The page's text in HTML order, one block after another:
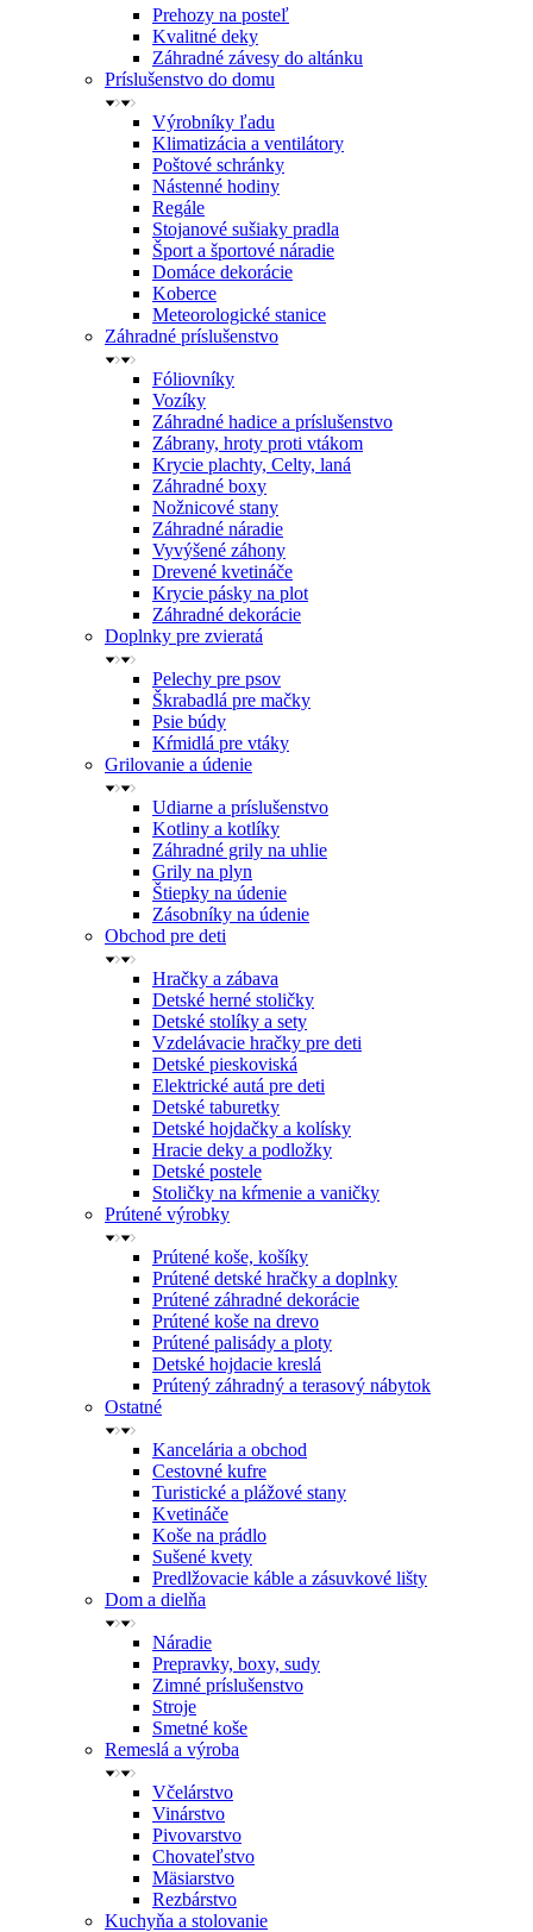
Prehozy na posteľ
Kvalitné deky
Záhradné závesy do altánku
Príslušenstvo do domu
Výrobníky ľadu
Klimatizácia a ventilátory
Poštové schránky
Nástenné hodiny
Regále
Stojanové sušiaky pradla
Šport a športové náradie
Domáce dekorácie
Koberce
Meteorologické stanice
Záhradné príslušenstvo
Fóliovníky
Vozíky
Záhradné hadice a príslušenstvo
Zábrany, hroty proti vtákom
Krycie plachty, Celty, laná
Záhradné boxy
Nožnicové stany
Záhradné náradie
Vyvýšené záhony
Drevené kvetináče
Krycie pásky na plot
Záhradné dekorácie
Doplnky pre zvieratá
Pelechy pre psov
Škrabadlá pre mačky
Psie búdy
Kŕmidlá pre vtáky
Grilovanie a údenie
Udiarne a príslušenstvo
Kotliny a kotlíky
Záhradné grily na uhlie
Grily na plyn
Štiepky na údenie
Zásobníky na údenie
Obchod pre deti
Hračky a zábava
Detské herné stoličky
Detské stolíky a sety
Vzdelávacie hračky pre deti
Detské pieskoviská
Elektrické autá pre deti
Detské taburetky
Detské hojdačky a kolísky
Hracie deky a podložky
Detské postele
Stoličky na kŕmenie a vaničky
Prútené výrobky
Prútené koše, košíky
Prútené detské hračky a doplnky
Prútené záhradné dekorácie
Prútené koše na drevo
Prútené palisády a ploty
Detské hojdacie kreslá
Prútený záhradný a terasový nábytok
Ostatné
Kancelária a obchod
Cestovné kufre
Turistické a plážové stany
Kvetináče
Koše na prádlo
Sušené kvety
Predlžovacie káble a zásuvkové lišty
Dom a dielňa
Náradie
Prepravky, boxy, sudy
Zimné príslušenstvo
Stroje
Smetné koše
Remeslá a výroba
Včelárstvo
Vinárstvo
Pivovarstvo
Chovateľstvo
Mäsiarstvo
Rezbárstvo
Kuchyňa a stolovanie